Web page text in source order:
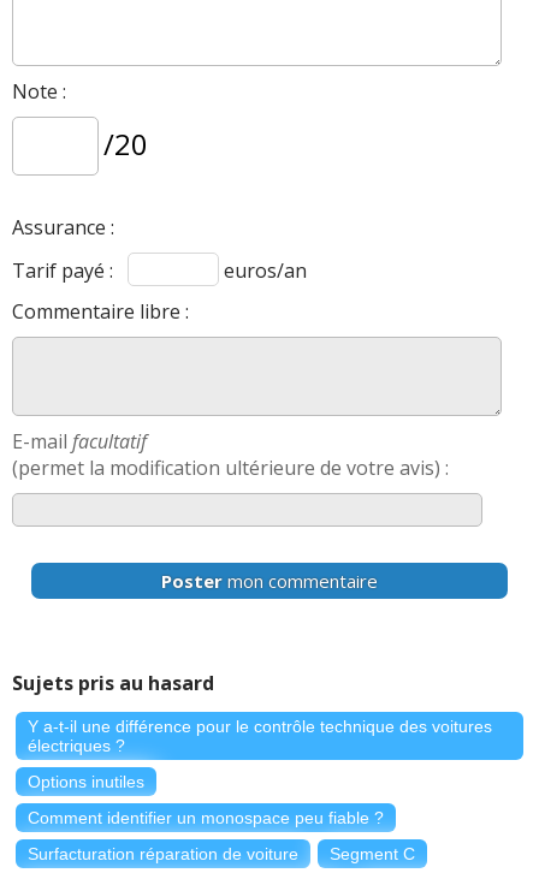
Note :
/20
Assurance :
Tarif payé :
euros/an
Commentaire libre :
E-mail facultatif
(permet la modification ultérieure de votre avis) :
Poster mon commentaire
Sujets pris au hasard
Y a-t-il une différence pour le contrôle technique des voitures
électriques ?
Options inutiles
Comment identifier un monospace peu fiable ?
Surfacturation réparation de voiture
Segment C